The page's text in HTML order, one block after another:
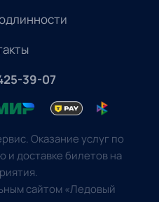
39-07
Оказание услуг по
и доставке билетов на
сайтом «Ледовый